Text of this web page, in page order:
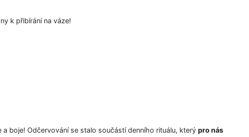
k přibírání na váze!
a boje! Odčervování se stalo součástí denního rituálu, který pro nás